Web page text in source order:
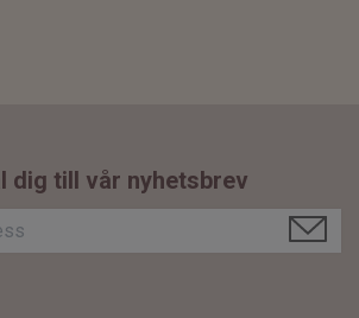
dig till vår nyhetsbrev